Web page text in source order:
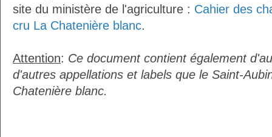
site du ministère de l'agriculture : Cahier des
cru La Chatenière blanc.
Attention: Ce document contient également
d'autres appellations et labels que le Saint-
Chatenière blanc.